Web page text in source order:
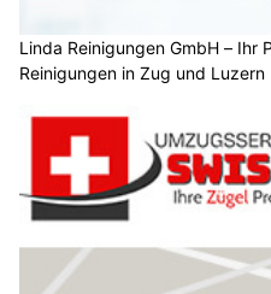
Linda Reinigungen GmbH – Ihr
Reinigungen in Zug und Luzern